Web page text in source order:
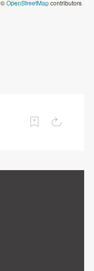
©OpenStreetMapcontributors